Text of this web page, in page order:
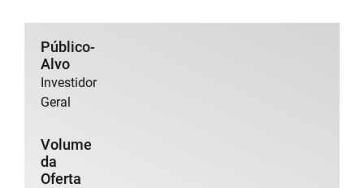
Público-
Alvo
Investidor
Geral
Volume
da
Oferta